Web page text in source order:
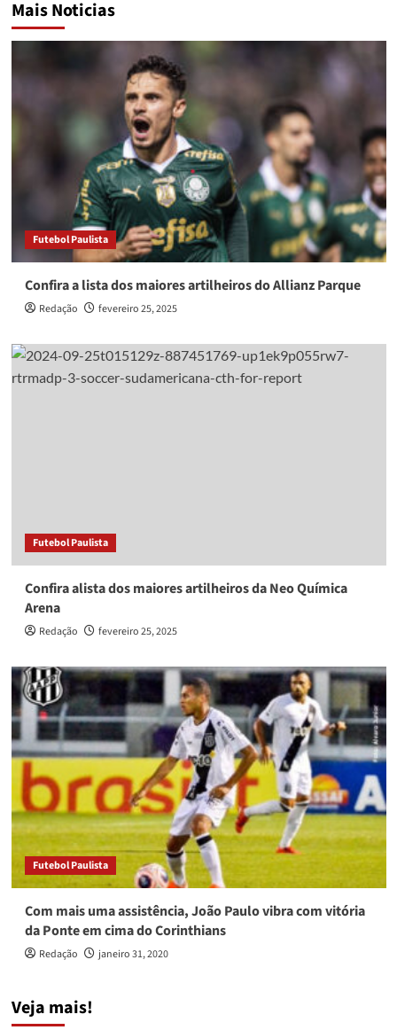
Mais Noticias
Futebol Paulista
Confira a lista dos maiores artilheiros do Allianz Parque
Redação fevereiro 25, 2025
Futebol Paulista
Confira alista dos maiores artilheiros da Neo Química
Arena
Redação fevereiro 25, 2025
Futebol Paulista
Com mais uma assistência, João Paulo vibra com vitória
da Ponte em cima do Corinthians
Redação janeiro 31, 2020
Veja mais!